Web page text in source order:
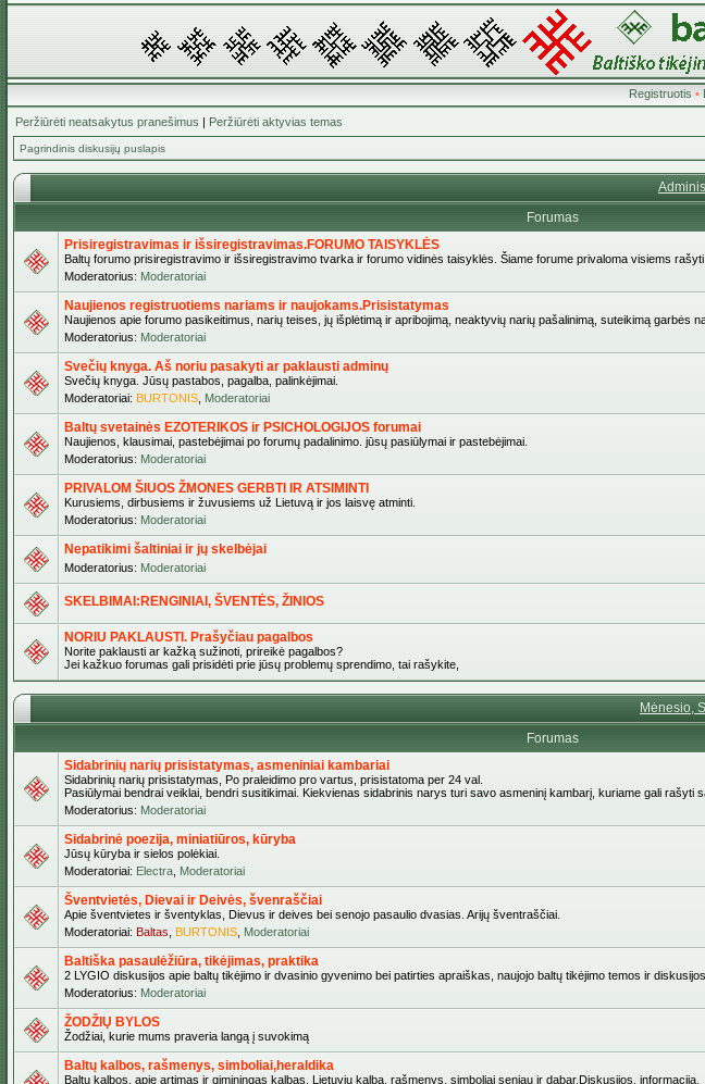
Registruotis •
Peržiūrėti neatsakytus pranešimus | Peržiūrėti aktyvias temas
Pagrindinis diskusijų puslapis
Forumas
Prisiregistravimas ir išsiregistravimas.FORUMO TAISYKLĖS
Baltų forumo prisiregistravimo ir išsiregistravimo tvarka ir forumo vidinės taisyklės. Šiame forume privaloma visiems
Moderatorius: Moderatoriai
Naujienos registruotiems nariams ir naujokams.Prisistatymas
Naujienos apie forumo pasikeitimus, narių teises, jų išplėtimą ir apribojimą, neaktyvių narių pašalinimą, suteikimą garbės
Moderatorius: Moderatoriai
Svečių knyga. Aš noriu pasakyti ar paklausti adminų
Svečių knyga. Jūsų pastabos, pagalba, palinkėjimai.
Moderatoriai: BURTONIS Moderatoriai
Baltų svetainės EZOTERIKOS ir PSICHOLOGIJOS forumai
Naujienos, klausimai, pastebėjimai po forumų padalinimo. jūsų pasiūlymai ir pastebėjimai.
Moderatorius: Moderatoriai
PRIVALOM ŠIUOS ŽMONES GERBTI IR ATSIMINTI
Kurusiems, dirbusiems ir žuvusiems už Lietuvą ir jos laisvę atminti.
Moderatorius: Moderatoriai
Nepatikimi šaltiniai ir jų skelbėjai
Moderatorius: Moderatoriai
SKELBIMAI:RENGINIAI, ŠVENTĖS, ŽINIOS
NORIU PAKLAUSTI. Prašyčiau pagalbos
Norite paklausti ar kažką sužinoti, prireikė pagalbos?
Jei kažkuo forumas gali prisidėti prie jūsų problemų sprendimo, tai rašykite,
Mėnesio,
Forumas
Sidabrinių narių prisistatymas, asmeniniai kambariai
Sidabrinių narių prisistatymas, Po praleidimo pro vartus, prisistatoma per 24 val.
Pasiūlymai bendrai veiklai, bendri susitikimai. Kiekvienas sidabrinis narys turi savo asmeninį kambarį, kuriame gali rašyti
Moderatorius: Moderatoriai
Sidabrinė poezija, miniatiūros, kūryba
Jūsų kūryba ir sielos polėkiai.
Moderatoriai: Electra Moderatoriai
Šventvietės, Dievai ir Deivės, švenraščiai
Apie šventvietes ir šventyklas, Dievus ir deives bei senojo pasaulio dvasias. Arijų šventraščiai.
Moderatoriai: Baltas BURTONIS Moderatoriai
Baltiška pasaulėžiūra, tikėjimas, praktika
2 LYGIO diskusijos apie baltų tikėjimo ir dvasinio gyvenimo bei patirties apraiškas, naujojo baltų tikėjimo temos ir
Moderatorius: Moderatoriai
ŽODŽIŲ BYLOS
Žodžiai, kurie mums praveria langą į suvokimą
Baltų kalbos, rašmenys, simboliai,heraldika
Baltų kalbos, apie artimas ir giminingas kalbas. Lietuvių kalba, rašmenys, simboliai seniau ir dabar.Diskusijos, informacija.